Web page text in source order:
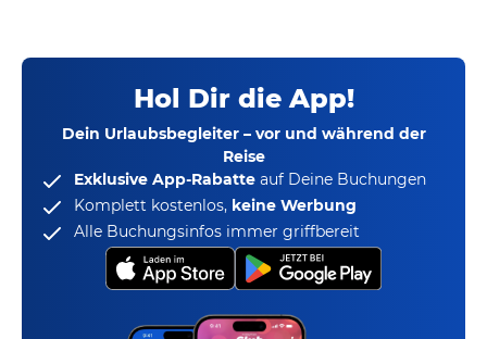
Hol Dir die App!
Dein Urlaubsbegleiter – vor und während der
Reise
Exklusive App-Rabatte auf Deine Buchungen
Komplett kostenlos, keine Werbung
Alle Buchungsinfos immer griffbereit